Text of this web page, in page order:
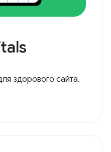
здорового сайта.